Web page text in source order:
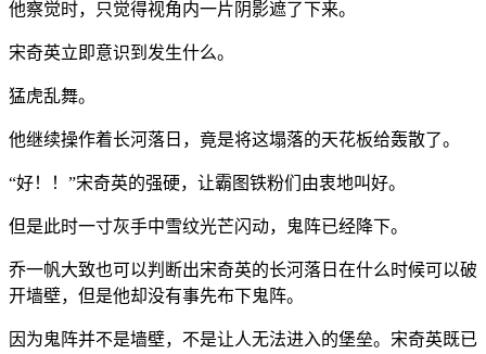
他察觉时，只觉得视角内一片阴影遮了下来。
宋奇英立即意识到发生什么。
猛虎乱舞。
他继续操作着长河落日，竟是将这塌落的天花板给轰散了。
“好！！”宋奇英的强硬，让霸图铁粉们由衷地叫好。
但是此时一寸灰手中雪纹光芒闪动，鬼阵已经降下。
乔一帆大致也可以判断出宋奇英的长河落日在什么时候可以破
开墙壁，但是他却没有事先布下鬼阵。
因为鬼阵并不是墙壁，不是让人无法进入的堡垒。宋奇英既已